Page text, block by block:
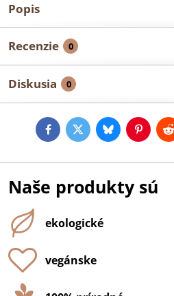
Popis
Recenzie 0
Diskusia 0
FacebookTwitterBlueskyPinterest
Naše produkty sú
ekologické
vegánske